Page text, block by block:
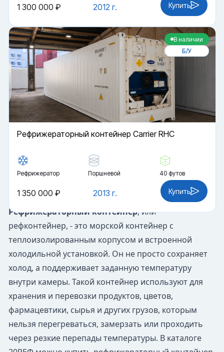
2012 г.
1 300 000 ₽ Купить
В наличии
Б/У
Рефрижераторный контейнер Carrier RHC
Рефрижератор Поршневой 40 футов
2013 г.
1 350 000 ₽ Купить
Рефрижераторный контейнер, или
рефконтейнер, - это морской контейнер с
теплоизолированным корпусом и встроенной
холодильной установкой. Он не просто сохраняет
холод, а поддерживает заданную температуру
внутри камеры. Такой контейнер используют для
хранения и перевозки продуктов, цветов,
фармацевтики, сырья и других грузов, которым
нельзя перегреваться, замерзать или проходить
через резкие перепады температуры. В каталоге